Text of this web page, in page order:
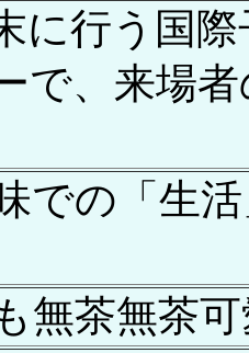
に行う国
で、来場
での「生
無茶無茶